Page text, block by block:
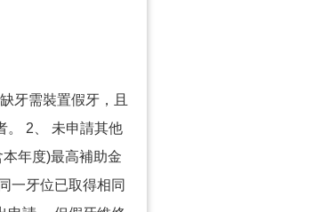
牙需裝置假牙，且
。 2、 未申請其他
年度)最高補助金
一牙位已取得相同